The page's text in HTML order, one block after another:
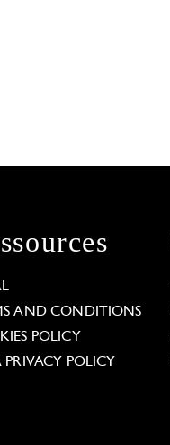
AND CONDITIONS
POLICY
PRIVACY POLICY